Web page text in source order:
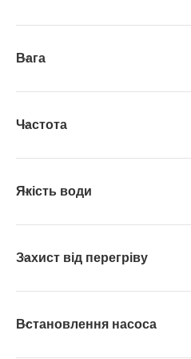
Вага
Частота
Якість води
Захист від перегріву
Встановлення насоса